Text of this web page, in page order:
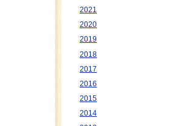
2021
2020
2019
2018
2017
2016
2015
2014